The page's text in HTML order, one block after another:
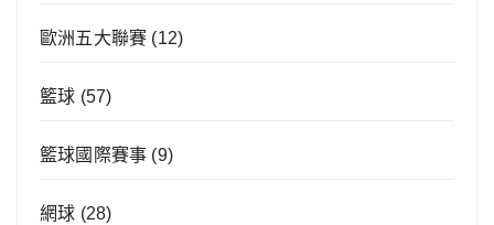
歐洲五大聯賽 (12)
籃球 (57)
籃球國際賽事 (9)
網球 (28)